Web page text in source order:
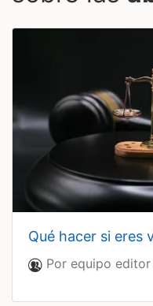
qué hacer si
Por equipo